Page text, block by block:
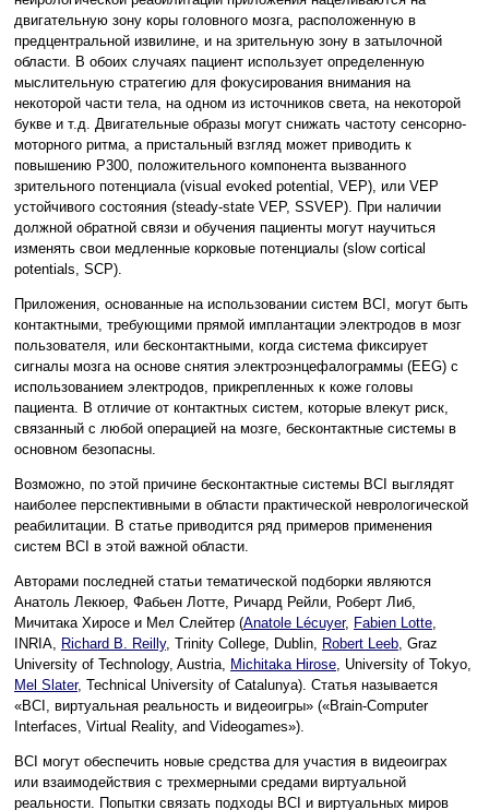
двигательную зону коры головного мозга, расположенную в
предцентральной извилине, и на зрительную зону в затылочной
области. В обоих случаях пациент использует определенную
мыслительную стратегию для фокусирования внимания на
некоторой части тела, на одном из источников света, на некоторой
букве и т.д. Двигательные образы могут снижать частоту сенсорно-
моторного ритма, а пристальный взгляд может приводить к
повышению P300, положительного компонента вызванного
зрительного потенциала (visual evoked potential, VEP), или VEP
устойчивого состояния (steady-state VEP, SSVEP). При наличии
должной обратной связи и обучения пациенты могут научиться
изменять свои медленные корковые потенциалы (slow cortical
potentials, SCP).
Приложения, основанные на использовании систем BCI, могут быть
контактными, требующими прямой имплантации электродов в мозг
пользователя, или бесконтактными, когда система фиксирует
сигналы мозга на основе снятия электроэнцефалограммы (EEG) с
использованием электродов, прикрепленных к коже головы
пациента. В отличие от контактных систем, которые влекут риск,
связанный с любой операцией на мозге, бесконтактные системы в
основном безопасны.
Возможно, по этой причине бесконтактные системы BCI выглядят
наиболее перспективными в области практической неврологической
реабилитации. В статье приводится ряд примеров применения
систем BCI в этой важной области.
Авторами последней статьи тематической подборки являются
Анатоль Лекюер, Фабьен Лотте, Ричард Рейли, Роберт Либ,
Мичитака Хиросе и Мел Слейтер (Anatole Lécuyer, Fabien Lotte,
INRIA, Richard B. Reilly, Trinity College, Dublin, Robert Leeb, Graz
University of Technology, Austria, Michitaka Hirose, University of Tokyo,
Mel Slater, Technical University of Catalunya). Статья называется
«BCI, виртуальная реальность и видеоигры» («Brain-Computer
Interfaces, Virtual Reality, and Videogames»).
BCI могут обеспечить новые средства для участия в видеоиграх
или взаимодействия с трехмерными средами виртуальной
реальности. Попытки связать подходы BCI и виртуальных миров